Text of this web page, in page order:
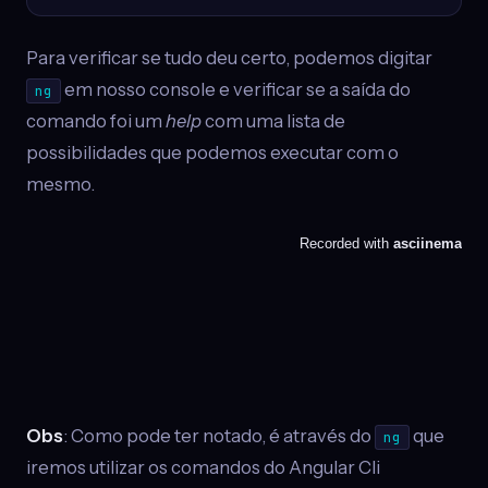
Para verificar se tudo deu certo, podemos digitar
ng
em nosso console e verificar se a saída do
comando foi um helpcom uma lista de
possibilidades que podemos executar com o
mesmo.
Obs: Como pode ter notado, é através do ng
que
iremos utilizar os comandos do Angular Cli